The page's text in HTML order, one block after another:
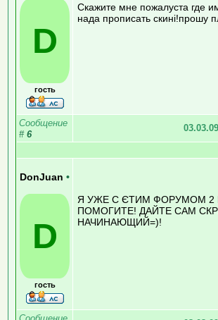
D
гость
Скажите мне пожалуста где
нада прописать скині!прошу
Сообщение
# 6
DonJuan •
D
гость
Я УЖЕ С ЄТИМ ФОРУМОМ 2
ПОМОГИТЕ! ДАЙТЕ САМ
НАЧИНАЮЩИЙ=)!